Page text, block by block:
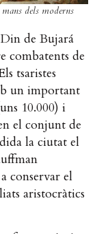
dels moderns
de Bujará
combatents de
tsaristes
un important
10.000) i
el conjunt de
la ciutat el
conservar el
aristocràtics